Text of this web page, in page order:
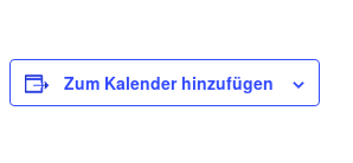
Zum Kalender hinzufügen